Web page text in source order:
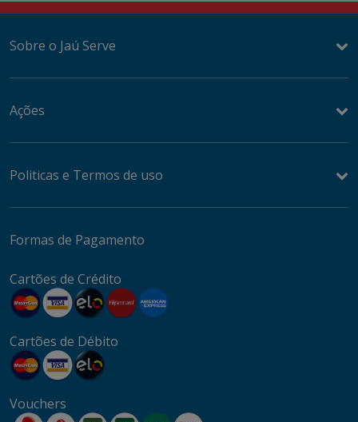
Sobre o Jaú Serve
Ações
Politicas e Termos de uso
Formas de Pagamento
Cartões de Crédito
Cartões de Débito
Vouchers